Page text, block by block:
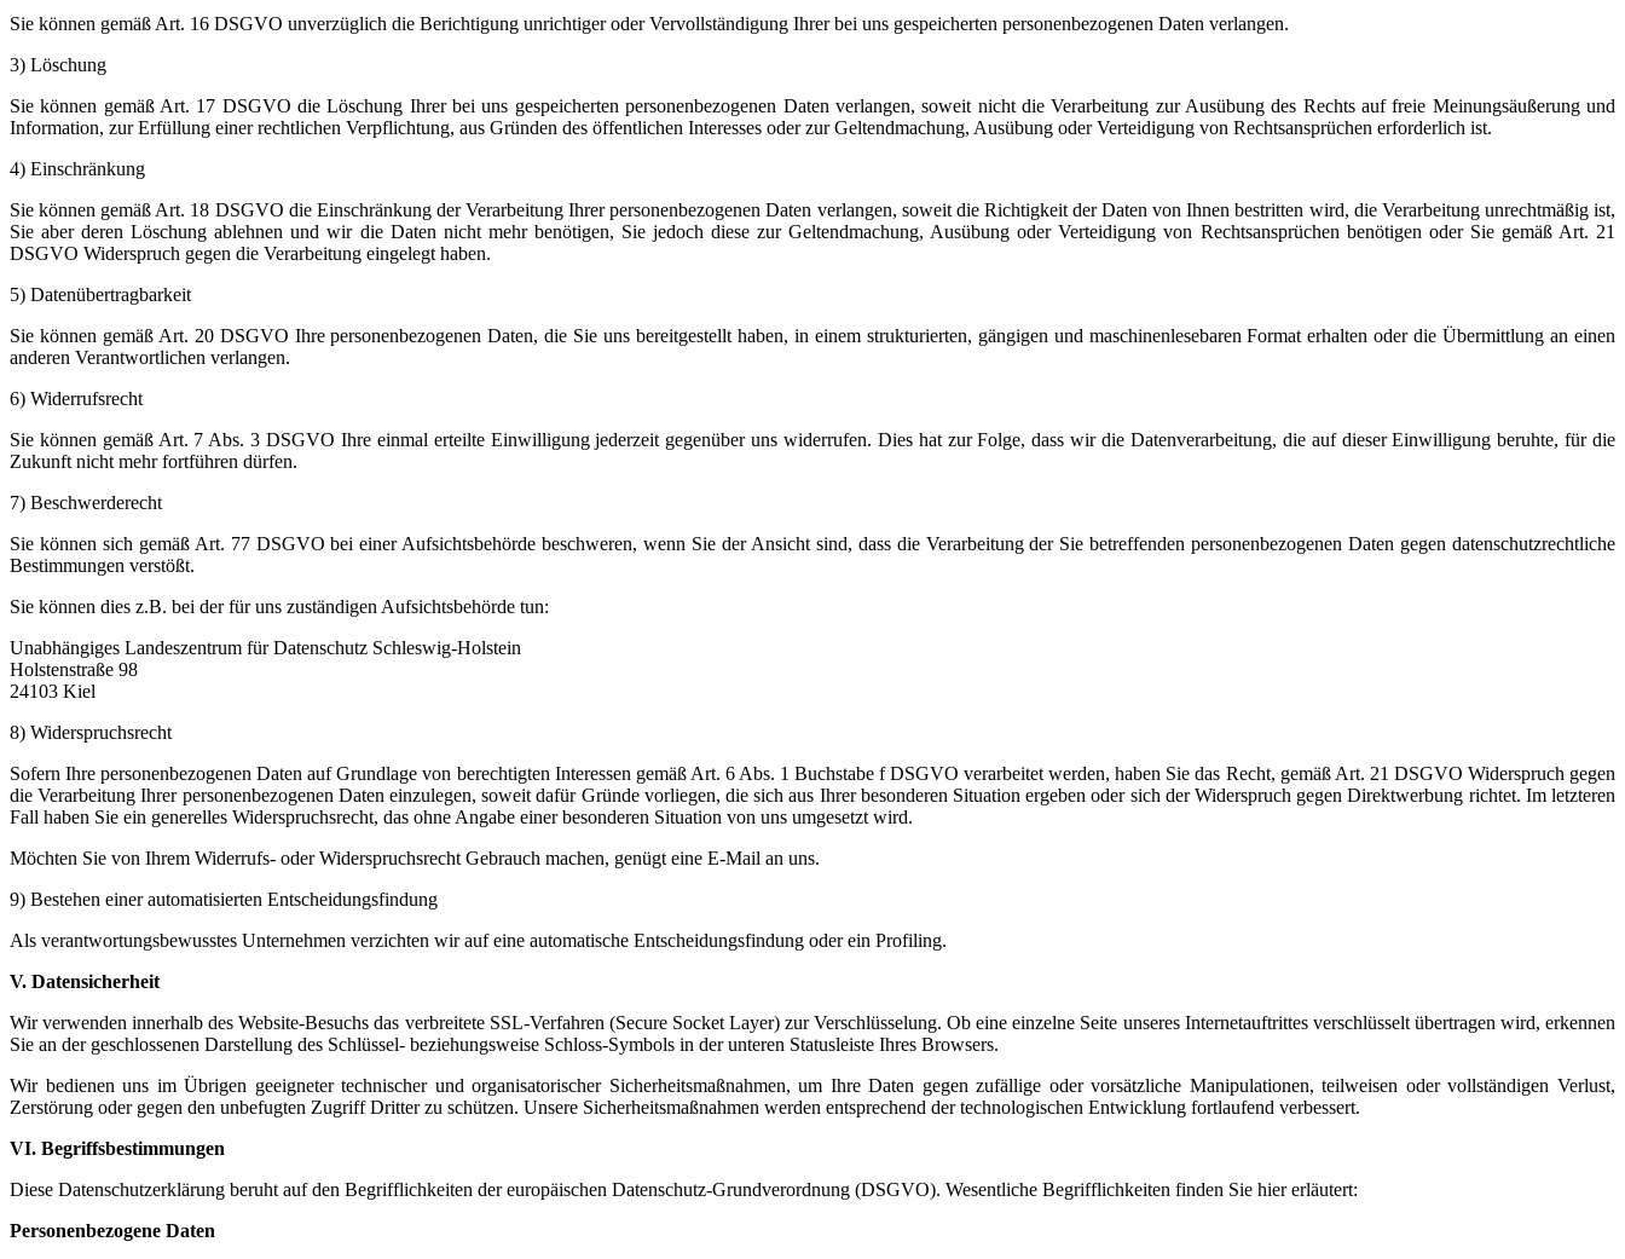
Sie können gemäß Art. 16 DSGVO unverzüglich die Berichtigung unrichtiger oder Vervollständigung Ihrer bei uns gespeicherten personenbezogenen Daten verlangen.
3) Löschung
Sie können gemäß Art. 17 DSGVO die Löschung Ihrer bei uns gespeicherten personenbezogenen Daten verlangen, soweit nicht die Verarbeitung zur Ausübung des Rechts auf freie Meinungsäußerung und
Information, zur Erfüllung einer rechtlichen Verpflichtung, aus Gründen des öffentlichen Interesses oder zur Geltendmachung, Ausübung oder Verteidigung von Rechtsansprüchen erforderlich ist.
4) Einschränkung
Sie können gemäß Art. 18 DSGVO die Einschränkung der Verarbeitung Ihrer personenbezogenen Daten verlangen, soweit die Richtigkeit der Daten von Ihnen bestritten wird, die Verarbeitung unrechtmäßig ist,
Sie aber deren Löschung ablehnen und wir die Daten nicht mehr benötigen, Sie jedoch diese zur Geltendmachung, Ausübung oder Verteidigung von Rechtsansprüchen benötigen oder Sie gemäß Art. 21
DSGVO Widerspruch gegen die Verarbeitung eingelegt haben.
5) Datenübertragbarkeit
Sie können gemäß Art. 20 DSGVO Ihre personenbezogenen Daten, die Sie uns bereitgestellt haben, in einem strukturierten, gängigen und maschinenlesebaren Format erhalten oder die Übermittlung an einen
anderen Verantwortlichen verlangen.
6) Widerrufsrecht
Sie können gemäß Art. 7 Abs. 3 DSGVO Ihre einmal erteilte Einwilligung jederzeit gegenüber uns widerrufen. Dies hat zur Folge, dass wir die Datenverarbeitung, die auf dieser Einwilligung beruhte, für die
Zukunft nicht mehr fortführen dürfen.
7) Beschwerderecht
Sie können sich gemäß Art. 77 DSGVO bei einer Aufsichtsbehörde beschweren, wenn Sie der Ansicht sind, dass die Verarbeitung der Sie betreffenden personenbezogenen Daten gegen datenschutzrechtliche
Bestimmungen verstößt.
Sie können dies z.B. bei der für uns zuständigen Aufsichtsbehörde tun:
Unabhängiges Landeszentrum für Datenschutz Schleswig-Holstein
Holstenstraße 98
24103 Kiel
8) Widerspruchsrecht
Sofern Ihre personenbezogenen Daten auf Grundlage von berechtigten Interessen gemäß Art. 6 Abs. 1 Buchstabe f DSGVO verarbeitet werden, haben Sie das Recht, gemäß Art. 21 DSGVO Widerspruch gegen
die Verarbeitung Ihrer personenbezogenen Daten einzulegen, soweit dafür Gründe vorliegen, die sich aus Ihrer besonderen Situation ergeben oder sich der Widerspruch gegen Direktwerbung richtet. Im letzteren
Fall haben Sie ein generelles Widerspruchsrecht, das ohne Angabe einer besonderen Situation von uns umgesetzt wird.
Möchten Sie von Ihrem Widerrufs- oder Widerspruchsrecht Gebrauch machen, genügt eine E-Mail an uns.
9) Bestehen einer automatisierten Entscheidungsfindung
Als verantwortungsbewusstes Unternehmen verzichten wir auf eine automatische Entscheidungsfindung oder ein Profiling.
V. Datensicherheit
Wir verwenden innerhalb des Website-Besuchs das verbreitete SSL-Verfahren (Secure Socket Layer) zur Verschlüsselung. Ob eine einzelne Seite unseres Internetauftrittes verschlüsselt übertragen wird, erkennen
Sie an der geschlossenen Darstellung des Schlüssel- beziehungsweise Schloss-Symbols in der unteren Statusleiste Ihres Browsers.
Wir bedienen uns im Übrigen geeigneter technischer und organisatorischer Sicherheitsmaßnahmen, um Ihre Daten gegen zufällige oder vorsätzliche Manipulationen, teilweisen oder vollständigen Verlust,
Zerstörung oder gegen den unbefugten Zugriff Dritter zu schützen. Unsere Sicherheitsmaßnahmen werden entsprechend der technologischen Entwicklung fortlaufend verbessert.
VI. Begriffsbestimmungen
Diese Datenschutzerklärung beruht auf den Begrifflichkeiten der europäischen Datenschutz-Grundverordnung (DSGVO). Wesentliche Begrifflichkeiten finden Sie hier erläutert:
Personenbezogene Daten